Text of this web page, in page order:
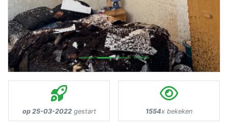
op 25-03-2022gestart 1554x bekeken